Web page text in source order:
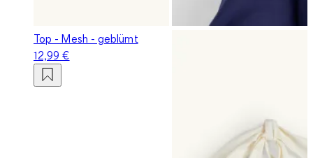
Top - Mesh - geblümt
12,99 €